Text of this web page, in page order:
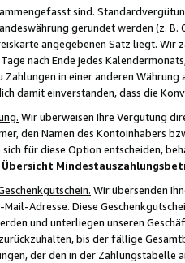
sind.
gerundet werden (z.
angegebenen Satz liegt.
nach Ende jedes
Zahlungen in einer anderen
damit einverstanden, dass die
Wir überweisen Ihre Vergütung
den Namen des Kontoinhabers
für diese Option entscheiden,
Übersicht
Wir übersenden
Adresse. Diese
und unterliegen unseren
bis der fällige
der den in der